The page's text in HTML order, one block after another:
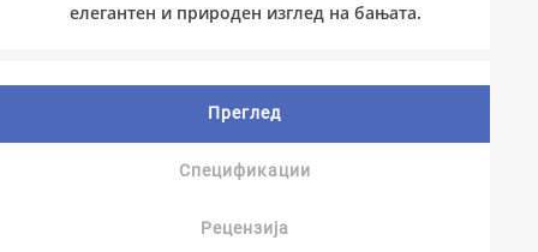
елегантен и природен изглед на бањата.
Преглед
Спецификации
Рецензија